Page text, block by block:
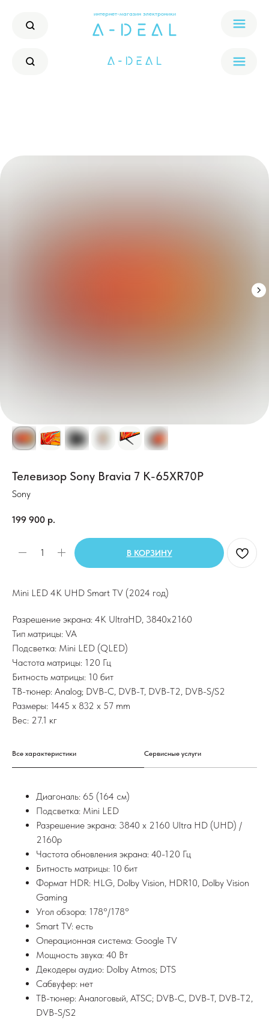
интернет-магазин электроники
Телевизор Sony Bravia 7 K-65XR70P
Sony
199 900 р.
В КОРЗИНУ
Mini LED 4K UHD Smart TV (2024 год)
Разрешение экрана: 4K UltraHD, 3840х2160
Тип матрицы: VA
Подсветка: Mini LED (QLED)
Частота матрицы: 120 Гц
Битность матрицы: 10 бит
ТВ-тюнер: Analog; DVB-C, DVB-T, DVB-T2, DVB-S/S2
Размеры: 1445 x 832 x 57 mm
Вес: 27.1 кг
Все характеристики Сервисные услуги
Диагональ: 65 (164 см)
Подсветка: Mini LED
Разрешение экрана: 3840 x 2160 Ultra HD (UHD) /
2160p
Частота обновления экрана: 40-120 Гц
Битность матрицы: 10 бит
Формат HDR: HLG, Dolby Vision, HDR10, Dolby Vision
Gaming
Угол обзора: 178°/178°
Smart TV: есть
Операционная система: Google TV
Мощность звука: 40 Вт
Декодеры аудио: Dolby Atmos; DTS
Сабвуфер: нет
ТВ-тюнер: Аналоговый, ATSC; DVB-C, DVB-T, DVB-T2,
DVB-S/S2